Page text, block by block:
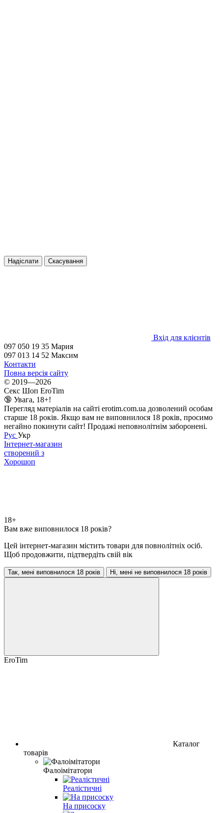
Надіслати Скасування
Вхід для клієнтів
097 050 19 35 Мария
097 013 14 52 Максим
Контакти
Повна версія сайту
© 2019—2026
Секс Шоп EroTim
🔞 Увага, 18+!
Перегляд матеріалів на сайті erotim.com.ua дозволений особам
старше 18 років. Якщо вам не виповнилося 18 років, просимо
негайно покинути сайт! Продажі неповнолітнім заборонені.
Рус Укр
Інтернет-магазин
створений з
Хорошоп
18+
Вам вже виповнилося 18 років?
Цей інтернет-магазин містить товари для повнолітніх осіб.
Щоб продовжити, підтвердіть свій вік
Так, мені виповнилося 18 років Ні, мені не виповнилося 18 років
EroTim
Каталог
товарів
Фалоімітатори
Реалістичні
На присоску